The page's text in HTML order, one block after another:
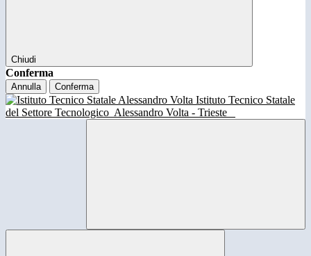
Chiudi
Conferma
Annulla Conferma
Istituto Tecnico Statale
del Settore Tecnologico Alessandro Volta - Trieste